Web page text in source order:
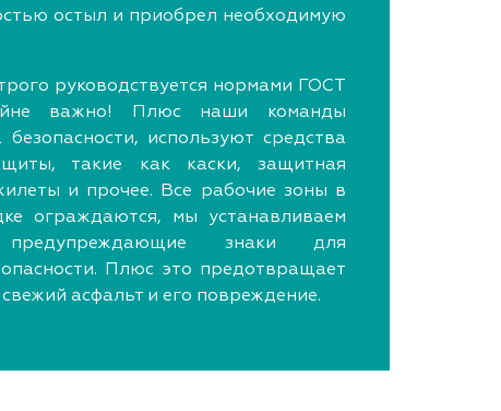
остыл и приобрел необходимую
руководствуется нормами ГОСТ
важно! Плюс наши команды
используют средства
такие как каски, защитная
и прочее. Все рабочие зоны в
ограждаются, мы устанавливаем
предупреждающие знаки для
Плюс это предотвращает
асфальт и его повреждение.